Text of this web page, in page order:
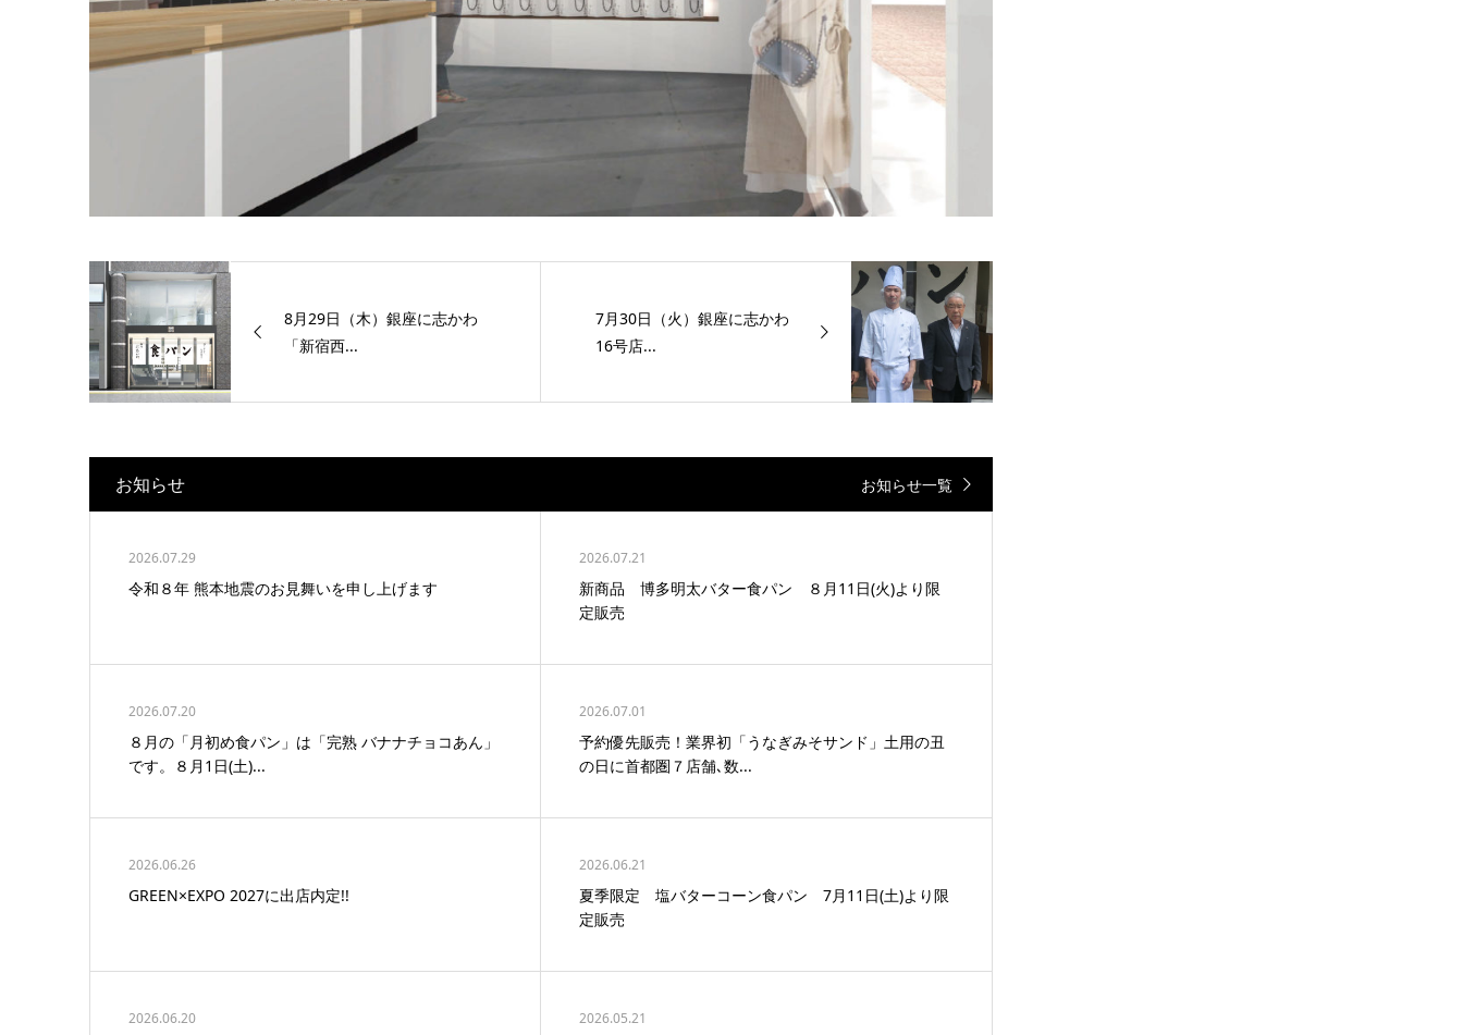
8月29日（木）銀座に志かわ
「新宿西...
7月30日（火）銀座に志かわ
16号店...
お知らせ お知らせ一覧
2026.07.29
令和８年 熊本地震のお見舞いを申し上げます
2026.07.21
新商品 博多明太バター食パン ８月11日(火)より限
定販売
2026.07.20
８月の「月初め食パン」は「完熟 バナナチョコあん」
です。８月1日(土)...
2026.07.01
予約優先販売！業界初「うなぎみそサンド」土用の丑
の日に首都圏７店舗､数...
2026.06.26
GREEN×EXPO 2027に出店内定!!
2026.06.21
夏季限定 塩バターコーン食パン 7月11日(土)より限
定販売
2026.06.20 2026.05.21